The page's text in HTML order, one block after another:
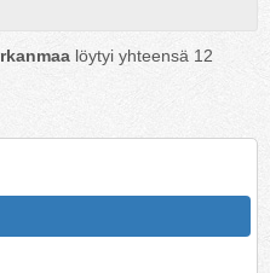
löytyi yhteensä 12